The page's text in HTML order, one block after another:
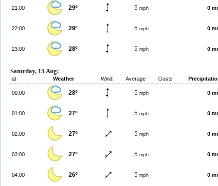
21:00 29º 5 mph 0
22:00 29º 5 mph 0
23:00 28º 5 mph 0
Saturday, 15 Aug:
at Weather Wind: Average Gusts
00:00 28º 5 mph 0
01:00 27º 5 mph 0
02:00 27º 5 mph 0
03:00 27º 5 mph 0
04:00 26º 5 mph 0